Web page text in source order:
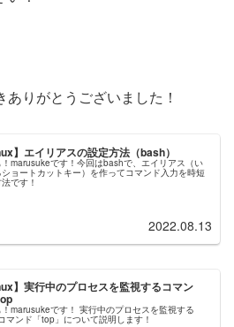
りがとうございました！
】エイリアスの設定方法（bash）
！marusukeです！今回はbashで、エイリアス（い
ョートカットキー）を作ってコマンド入力を時短
です！
2022.08.13
】実行中のプロセスを監視するコマン
！marusukeです！ 実行中のプロセスを監視する
マンド「top」について説明します！